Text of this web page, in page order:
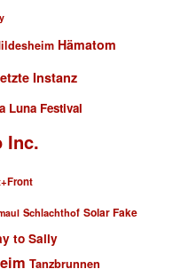
Hämatom
Instanz
Luna Festival
Inc.
Schlachthof Solar Fake
to Sally
Tanzbrunnen